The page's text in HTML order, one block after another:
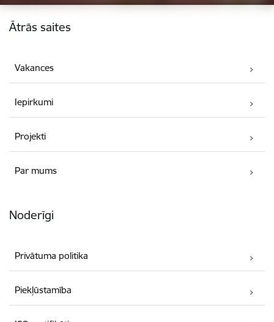
Kājene
Ātrās saites
Vakances
Iepirkumi
Projekti
Par mums
Noderīgi
Privātuma politika
Piekļūstamība